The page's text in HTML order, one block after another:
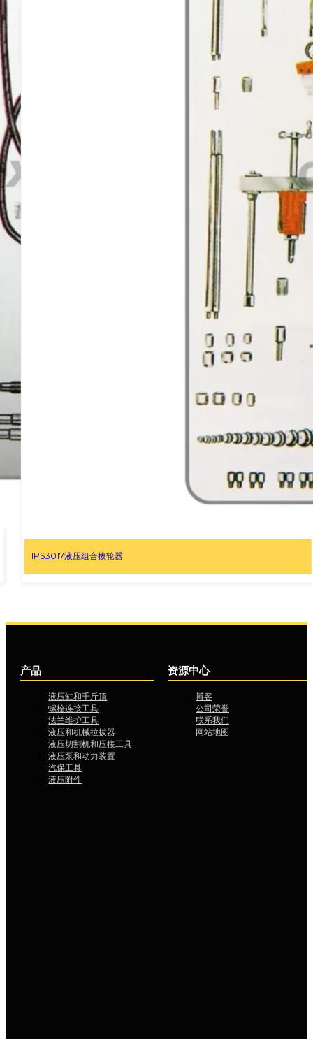
IPS10M 10 吨容量手动拉拔器组
产品
液压缸和千斤顶
螺栓连接工具
法兰维护工具
液压和机械拉拔器
液压切割机和压接工具
液压泵和动力装置
汽保工具
液压附件
资源中心
博客
公司荣誉
联系我们
网站地图